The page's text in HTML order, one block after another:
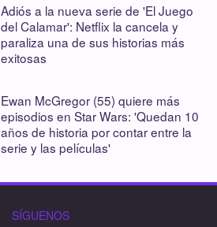
Adiós a la nueva serie de 'El Juego
del Calamar': Netflix la cancela y
paraliza una de sus historias más
exitosas
Ewan McGregor (55) quiere más
episodios en Star Wars: 'Quedan 10
años de historia por contar entre la
serie y las películas'
SÍGUENOS